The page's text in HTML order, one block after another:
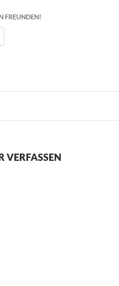
FREUNDEN!
VERFASSEN